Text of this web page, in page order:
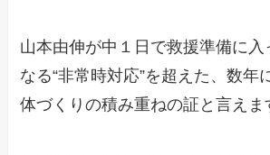
山本由伸が中１日で救援準備に
なる“非常時対応”を超えた、数年
体づくりの積み重ねの証と言えま